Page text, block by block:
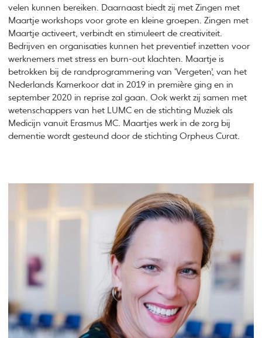
velen kunnen bereiken. Daarnaast biedt zij met Zingen met
Maartje workshops voor grote en kleine groepen. Zingen met
Maartje activeert, verbindt en stimuleert de creativiteit.
Bedrijven en organisaties kunnen het preventief inzetten voor
werknemers met stress en burn-out klachten. Maartje is
betrokken bij de randprogrammering van ‘Vergeten’, van het
Nederlands Kamerkoor dat in 2019 in première ging en in
september 2020 in reprise zal gaan. Ook werkt zij samen met
wetenschappers van het LUMC en de stichting Muziek als
Medicijn vanuit Erasmus MC. Maartjes werk in de zorg bij
dementie wordt gesteund door de stichting Orpheus Curat.